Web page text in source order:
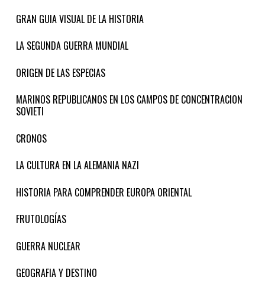
GRAN GUIA VISUAL DE LA HISTORIA
LA SEGUNDA GUERRA MUNDIAL
ORIGEN DE LAS ESPECIAS
MARINOS REPUBLICANOS EN LOS CAMPOS DE CONCENTRACION
SOVIETI
CRONOS
LA CULTURA EN LA ALEMANIA NAZI
HISTORIA PARA COMPRENDER EUROPA ORIENTAL
FRUTOLOGÍAS
GUERRA NUCLEAR
GEOGRAFIA Y DESTINO